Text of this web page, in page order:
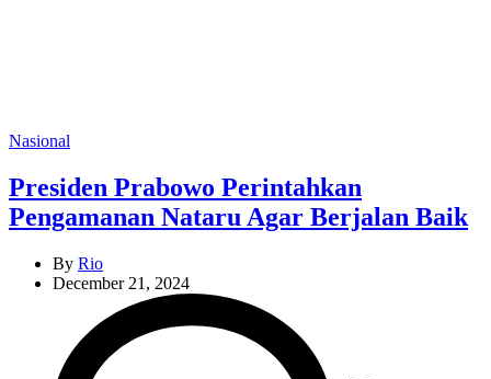
Categories
Nasional
Presiden Prabowo Perintahkan
Pengamanan Nataru Agar Berjalan Baik
By Rio
December 21, 2024